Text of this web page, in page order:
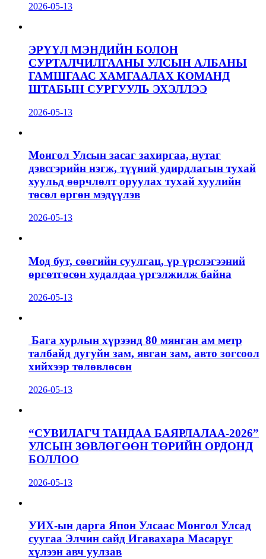
2026-05-13
ЭРҮҮЛ МЭНДИЙН БОЛОН
СУРТАЛЧИЛГААНЫ УЛСЫН АЛБАНЫ
ГАМШГААС ХАМГААЛАХ КОМАНД
ШТАБЫН СУРГУУЛЬ ЭХЭЛЛЭЭ
2026-05-13
Монгол Улсын засаг захиргаа, нутаг
дэвсгэрийн нэгж, түүний удирдлагын тухай
хуульд өөрчлөлт оруулах тухай хуулийн
төсөл өргөн мэдүүлэв
2026-05-13
Мод бут, сөөгийн суулгац, үр үрслэгээний
өргөтгөсөн худалдаа үргэлжилж байна
2026-05-13
Бага хурлын хүрээнд 80 мянган ам метр
талбайд дугуйн зам, явган зам, авто зогсоол
хийхээр төлөвлөсөн
2026-05-13
“СУВИЛАГЧ ТАНДАА БАЯРЛАЛАА-2026”
УЛСЫН ЗӨВЛӨГӨӨН ТӨРИЙН ОРДОНД
БОЛЛОО
2026-05-13
УИХ-ын дарга Япон Улсаас Монгол Улсад
суугаа Элчин сайд Игавахара Масарүг
хүлээн авч уулзав